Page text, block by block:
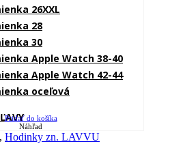
26XXL
28
30
Apple Watch 38-40
Apple Watch 42-44
oceľová
Pridať do košíka
Náhľad
, Hodinky zn. LAVVU